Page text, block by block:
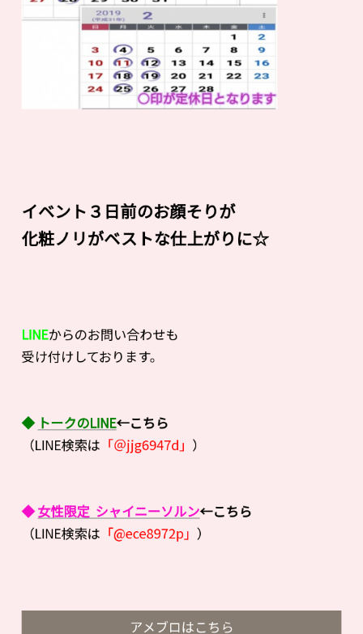
イベント３日前のお顔そりが
化粧ノリがベストな仕上がりに☆
LINEからのお問い合わせも
受け付けしております。
◆ トークのLINE←こちら
（LINE検索は 「＠jjg6947d」 ）
◆女性限定 シャイニーソルン←こちら
（LINE検索は 「@ece8972p」）
アメブロはこちら